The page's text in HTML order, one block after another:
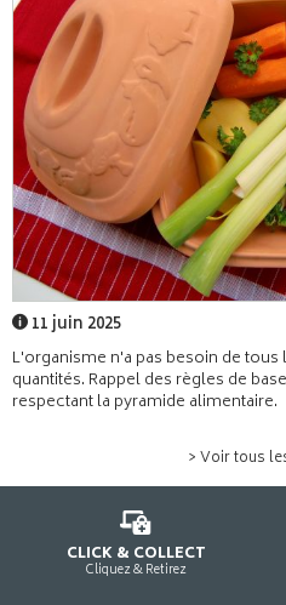
11 juin 2025
L'organisme n'a pas besoin de
quantités. Rappel des règles de
respectant la pyramide alimentaire.
> Voir tous
CLICK & COLLECT
Cliquez & Retirez